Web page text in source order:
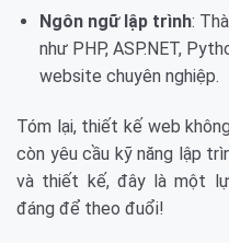
Ngôn ngữ lập trình:
như PHP, ASP.NET,
website chuyên nghiệp.
Tóm lại, thiết kế web
còn yêu cầu kỹ năng lập
và thiết kế, đây là một
đáng để theo đuổi!